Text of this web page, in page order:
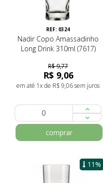
REF: 0324
Nadir Copo Amassadinho
Long Drink 310ml (7617)
R$ 9,77
R$ 9,06
em até 1x de R$ 9,06 sem juros
comprar
11%